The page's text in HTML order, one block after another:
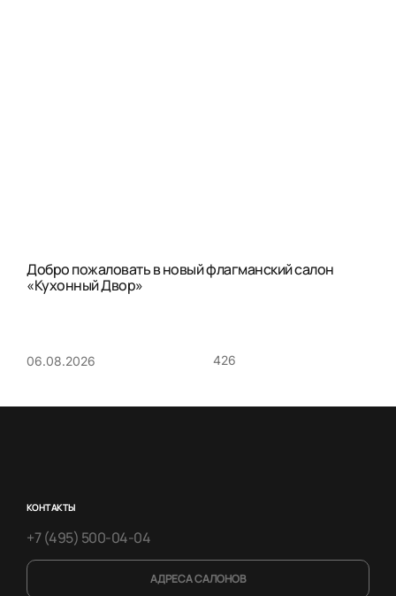
Добро пожаловать в новый флагманский салон
«Кухонный Двор»
06.08.2026 426
КОНТАКТЫ
+7 (495) 500-04-04
АДРЕСА САЛОНОВ